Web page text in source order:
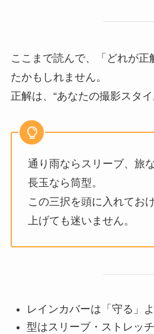
ここまで読んで、「どれが正
たかもしれません。
正解は、“あなたの撮影スタイ
通り雨ならスリーブ、旅
長玉なら筒型。
この三択を頭に入れてお
上げても迷いません。
レインカバーは「守る」
型はスリーブ・ストレッ